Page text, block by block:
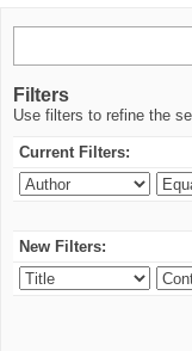
Filters
Use filters to refine the
Current Filters:
New Filters: